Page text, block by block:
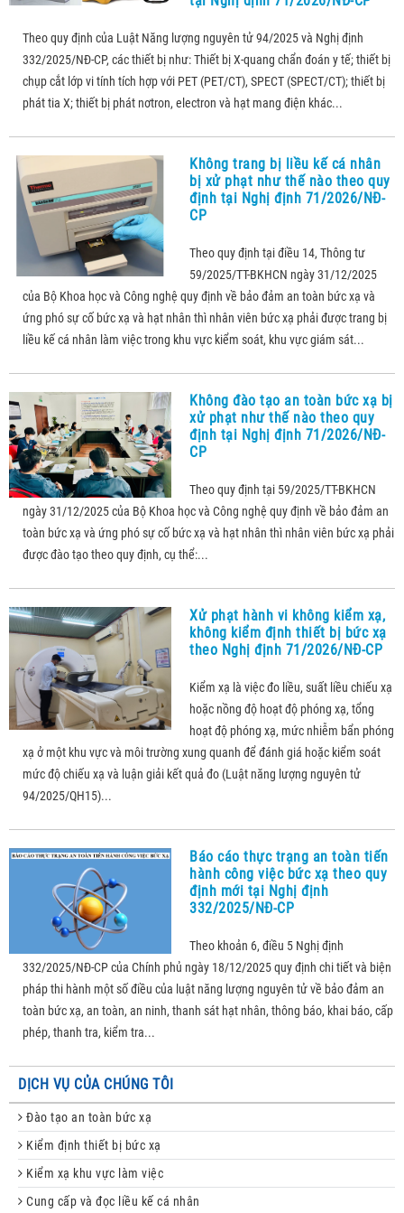
Theo quy định của Luật Năng lượng nguyên tử 94/2025 và Nghị định
332/2025/NĐ-CP, các thiết bị như: Thiết bị X-quang chẩn đoán y tế; thiết bị
chụp cắt lớp vi tính tích hợp với PET (PET/CT), SPECT (SPECT/CT); thiết bị
phát tia X; thiết bị phát nơtron, electron và hạt mang điện khác...
Không trang bị liều kế cá nhân
bị xử phạt như thế nào theo quy
định tại Nghị định 71/2026/NĐ-
CP
Theo quy định tại điều 14, Thông tư
59/2025/TT-BKHCN ngày 31/12/2025
của Bộ Khoa học và Công nghệ quy định về bảo đảm an toàn bức xạ và
ứng phó sự cố bức xạ và hạt nhân thì nhân viên bức xạ phải được trang bị
liều kế cá nhân làm việc trong khu vực kiểm soát, khu vực giám sát...
Không đào tạo an toàn bức xạ bị
xử phạt như thế nào theo quy
định tại Nghị định 71/2026/NĐ-
CP
Theo quy định tại 59/2025/TT-BKHCN
ngày 31/12/2025 của Bộ Khoa học và Công nghệ quy định về bảo đảm an
toàn bức xạ và ứng phó sự cố bức xạ và hạt nhân thì nhân viên bức xạ phải
được đào tạo theo quy định, cụ thể:...
Xử phạt hành vi không kiểm xạ,
không kiểm định thiết bị bức xạ
theo Nghị định 71/2026/NĐ-CP
Kiểm xạ là việc đo liều, suất liều chiếu xạ
hoặc nồng độ hoạt độ phóng xạ, tổng
hoạt độ phóng xạ, mức nhiễm bẩn phóng
xạ ở một khu vực và môi trường xung quanh để đánh giá hoặc kiểm soát
mức độ chiếu xạ và luận giải kết quả đo (Luật năng lượng nguyên tử
94/2025/QH15)...
Báo cáo thực trạng an toàn tiến
hành công việc bức xạ theo quy
định mới tại Nghị định
332/2025/NĐ-CP
Theo khoản 6, điều 5 Nghị định
332/2025/NĐ-CP của Chính phủ ngày 18/12/2025 quy định chi tiết và biện
pháp thi hành một số điều của luật năng lượng nguyên tử về bảo đảm an
toàn bức xạ, an toàn, an ninh, thanh sát hạt nhân, thông báo, khai báo, cấp
phép, thanh tra, kiểm tra...
DỊCH VỤ CỦA CHÚNG TÔI
Đào tạo an toàn bức xạ
Kiểm định thiết bị bức xạ
Kiểm xạ khu vực làm việc
Cung cấp và đọc liều kế cá nhân